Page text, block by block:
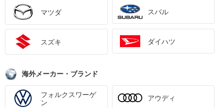
マツダ スバル
スズキ ダイハツ
海外メーカー・ブランド
フォルクスワーゲ
ン
アウディ